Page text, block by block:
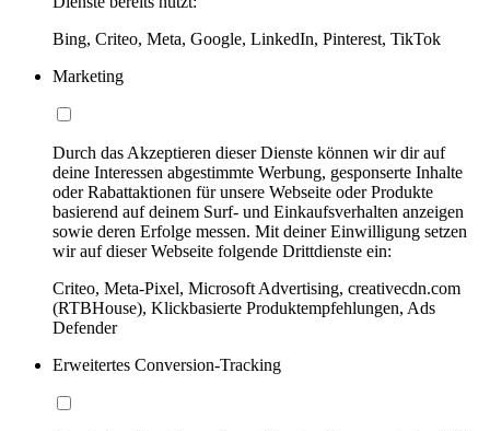
Bing, Criteo, Meta, Google, LinkedIn, Pinterest, TikTok
Marketing
Durch das Akzeptieren dieser Dienste können wir dir auf
deine Interessen abgestimmte Werbung, gesponserte Inhalte
oder Rabattaktionen für unsere Webseite oder Produkte
basierend auf deinem Surf- und Einkaufsverhalten anzeigen
sowie deren Erfolge messen. Mit deiner Einwilligung setzen
wir auf dieser Webseite folgende Drittdienste ein:
Criteo, Meta-Pixel, Microsoft Advertising, creativecdn.com
(RTBHouse), Klickbasierte Produktempfehlungen, Ads
Defender
Erweitertes Conversion-Tracking